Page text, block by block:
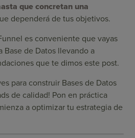
que concretan una
dependerá de tus objetivos.
es conveniente que vayas
de Datos llevando a
que te dimos este post.
para construir Bases de Datos
de calidad! Pon en práctica
a optimizar tu estrategia de